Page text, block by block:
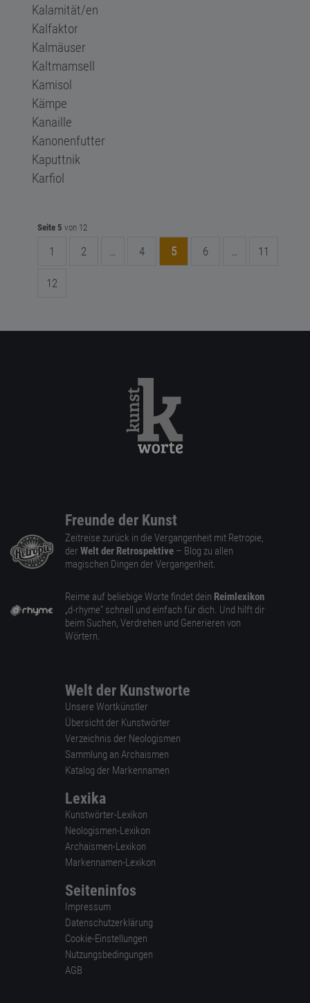
Kalamität/en
Kalfaktor
Kalmäuser
Kaltmamsell
Kamisol
Kämpe
Kanaille
Kanonenfutter
Kaputtnik
Karfiol
Seite 5 von 12
1 2 … 4 5 6 … 11
12
Freunde der Kunst
Zeitreise zurück in die Vergangenheit mit Retropie,
der Welt der Retrospektive – Blog zu allen
magischen Dingen der Vergangenheit.
Reime auf beliebige Worte findet dein Reimlexikon
„d-rhyme” schnell und einfach für dich. Und hilft dir
beim Suchen, Verdrehen und Generieren von
Wörtern.
Welt der Kunstworte
Unsere Wortkünstler
Übersicht der Kunstwörter
Verzeichnis der Neologismen
Sammlung an Archaismen
Katalog der Markennamen
Lexika
Kunstwörter-Lexikon
Neologismen-Lexikon
Archaismen-Lexikon
Markennamen-Lexikon
Seiteninfos
Impressum
Datenschutzerklärung
Cookie-Einstellungen
Nutzungsbedingungen
AGB